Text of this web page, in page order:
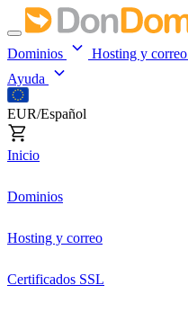
Dominios Hosting y correo
Ayuda
EUR/Español
Inicio
Dominios
Hosting y correo
Certificados SSL